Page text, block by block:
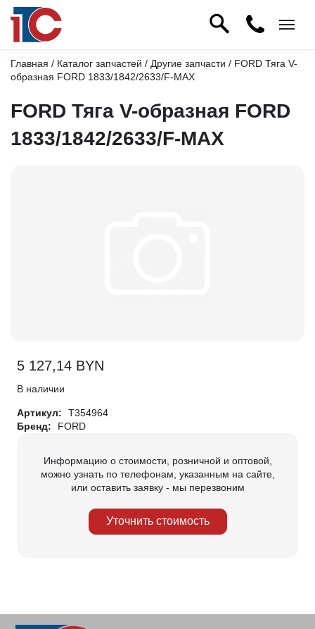
Главная / Каталог запчастей / Другие запчасти / FORD Тяга V-
образная FORD 1833/1842/2633/F-MAX
FORD Тяга V-образная FORD
1833/1842/2633/F-MAX
5 127,14 BYN
В наличии
Артикул:
T354964
Бренд:
FORD
Информацию о стоимости, розничной и оптовой,
можно узнать по телефонам, указанным на сайте,
или оставить заявку - мы перезвоним
Уточнить стоимость